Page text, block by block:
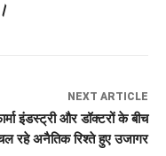
NEXT ARTICLE
इंडस्ट्री और डॉक्टरों के बीच
रहे अनैतिक रिश्ते हुए उजागर